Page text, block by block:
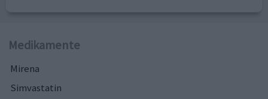
Medikamente
Mirena
Simvastatin